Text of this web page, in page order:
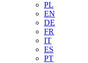
PL
EN
DE
FR
IT
ES
PT